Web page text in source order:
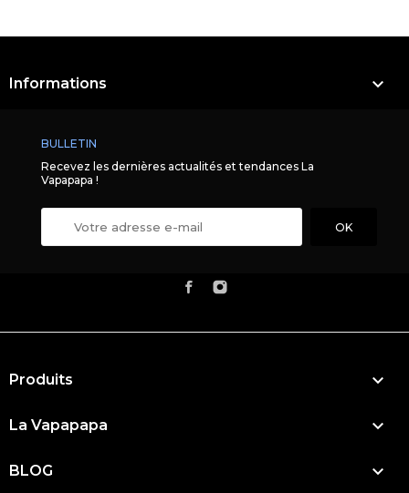
Informations 
BULLETIN
Recevez les dernières actualités et tendances La
Vapapapa !
Produits 
La Vapapapa 
BLOG 